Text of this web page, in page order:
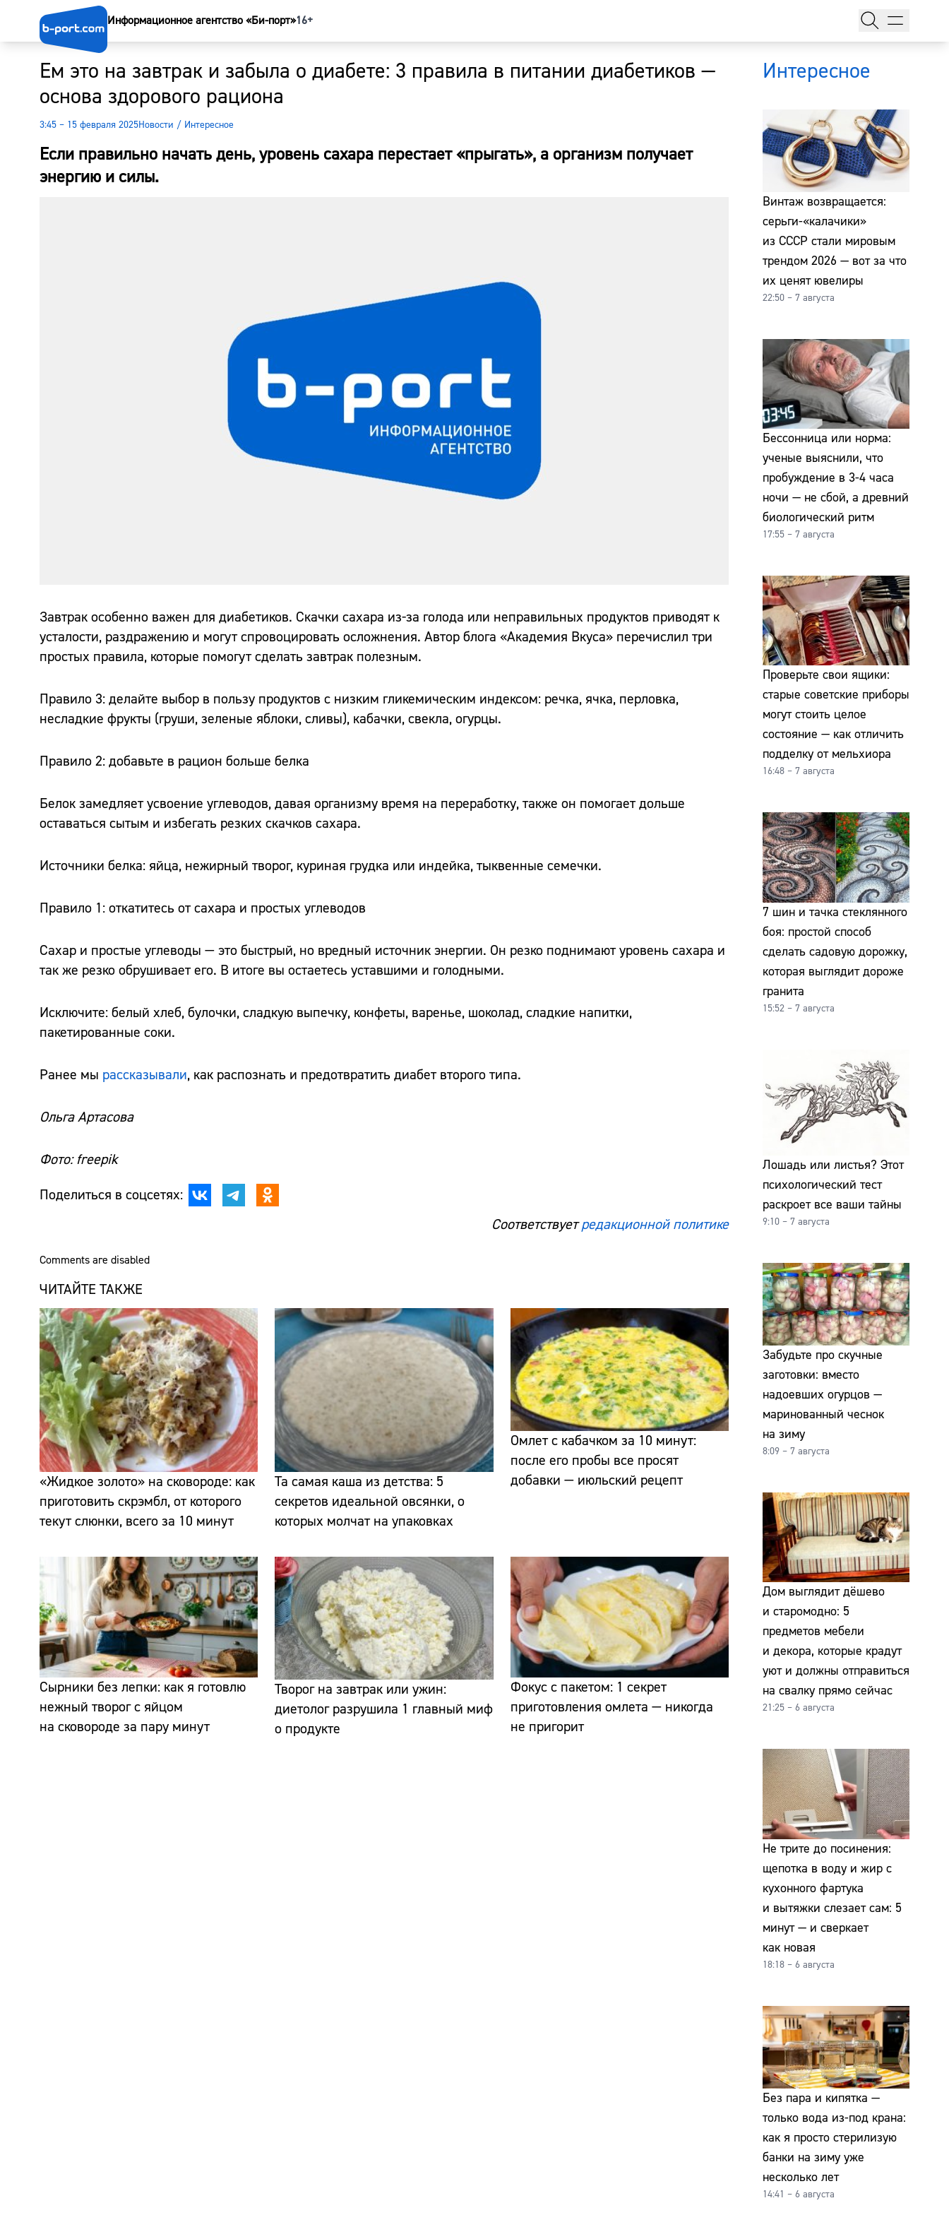
Информационное агентство «Би-порт»16+
Ем это на завтрак и забыла о диабете: 3 правила в питании диабетиков —
основа здорового рациона
3:45 – 15 февраля 2025Новости / Интересное
Если правильно начать день, уровень сахара перестает «прыгать», а организм получает
энергию и силы.
Завтрак особенно важен для диабетиков. Скачки сахара из-за голода или неправильных продуктов приводят к
усталости, раздражению и могут спровоцировать осложнения. Автор блога «Академия Вкуса» перечислил три
простых правила, которые помогут сделать завтрак полезным.
Правило 3: делайте выбор в пользу продуктов с низким гликемическим индексом: речка, ячка, перловка,
несладкие фрукты (груши, зеленые яблоки, сливы), кабачки, свекла, огурцы.
Правило 2: добавьте в рацион больше белка
Белок замедляет усвоение углеводов, давая организму время на переработку, также он помогает дольше
оставаться сытым и избегать резких скачков сахара.
Источники белка: яйца, нежирный творог, куриная грудка или индейка, тыквенные семечки.
Правило 1: откатитесь от сахара и простых углеводов
Сахар и простые углеводы — это быстрый, но вредный источник энергии. Он резко поднимают уровень сахара и
так же резко обрушивает его. В итоге вы остаетесь уставшими и голодными.
Исключите: белый хлеб, булочки, сладкую выпечку, конфеты, варенье, шоколад, сладкие напитки,
пакетированные соки.
Ранее мы рассказывали, как распознать и предотвратить диабет второго типа.
Ольга Артасова
Фото: freepik
Поделиться в соцсетях:
Соответствуетредакционной политике
Comments are disabled
ЧИТАЙТЕ ТАКЖЕ
«Жидкое золото» на сковороде: как
приготовить скрэмбл, от которого
текут слюнки, всего за 10 минут
Та самая каша из детства: 5
секретов идеальной овсянки, о
которых молчат на упаковках
Омлет с кабачком за 10 минут:
после его пробы все просят
добавки — июльский рецепт
Сырники без лепки: как я готовлю
нежный творог с яйцом
на сковороде за пару минут
Творог на завтрак или ужин:
диетолог разрушила 1 главный миф
о продукте
Фокус с пакетом: 1 секрет
приготовления омлета — никогда
не пригорит
Интересное
Винтаж возвращается:
серьги-«калачики»
из СССР стали мировым
трендом 2026 — вот за что
их ценят ювелиры
22:50 – 7 августа
Бессонница или норма:
ученые выяснили, что
пробуждение в 3-4 часа
ночи — не сбой, а древний
биологический ритм
17:55 – 7 августа
Проверьте свои ящики:
старые советские приборы
могут стоить целое
состояние — как отличить
подделку от мельхиора
16:48 – 7 августа
7 шин и тачка стеклянного
боя: простой способ
сделать садовую дорожку,
которая выглядит дороже
гранита
15:52 – 7 августа
Лошадь или листья? Этот
психологический тест
раскроет все ваши тайны
9:10 – 7 августа
Забудьте про скучные
заготовки: вместо
надоевших огурцов —
маринованный чеснок
на зиму
8:09 – 7 августа
Дом выглядит дёшево
и старомодно: 5
предметов мебели
и декора, которые крадут
уют и должны отправиться
на свалку прямо сейчас
21:25 – 6 августа
Не трите до посинения:
щепотка в воду и жир с
кухонного фартука
и вытяжки слезает сам: 5
минут — и сверкает
как новая
18:18 – 6 августа
Без пара и кипятка —
только вода из-под крана:
как я просто стерилизую
банки на зиму уже
несколько лет
14:41 – 6 августа
Наши гости
Сайт:
Адрес:
Телефон: